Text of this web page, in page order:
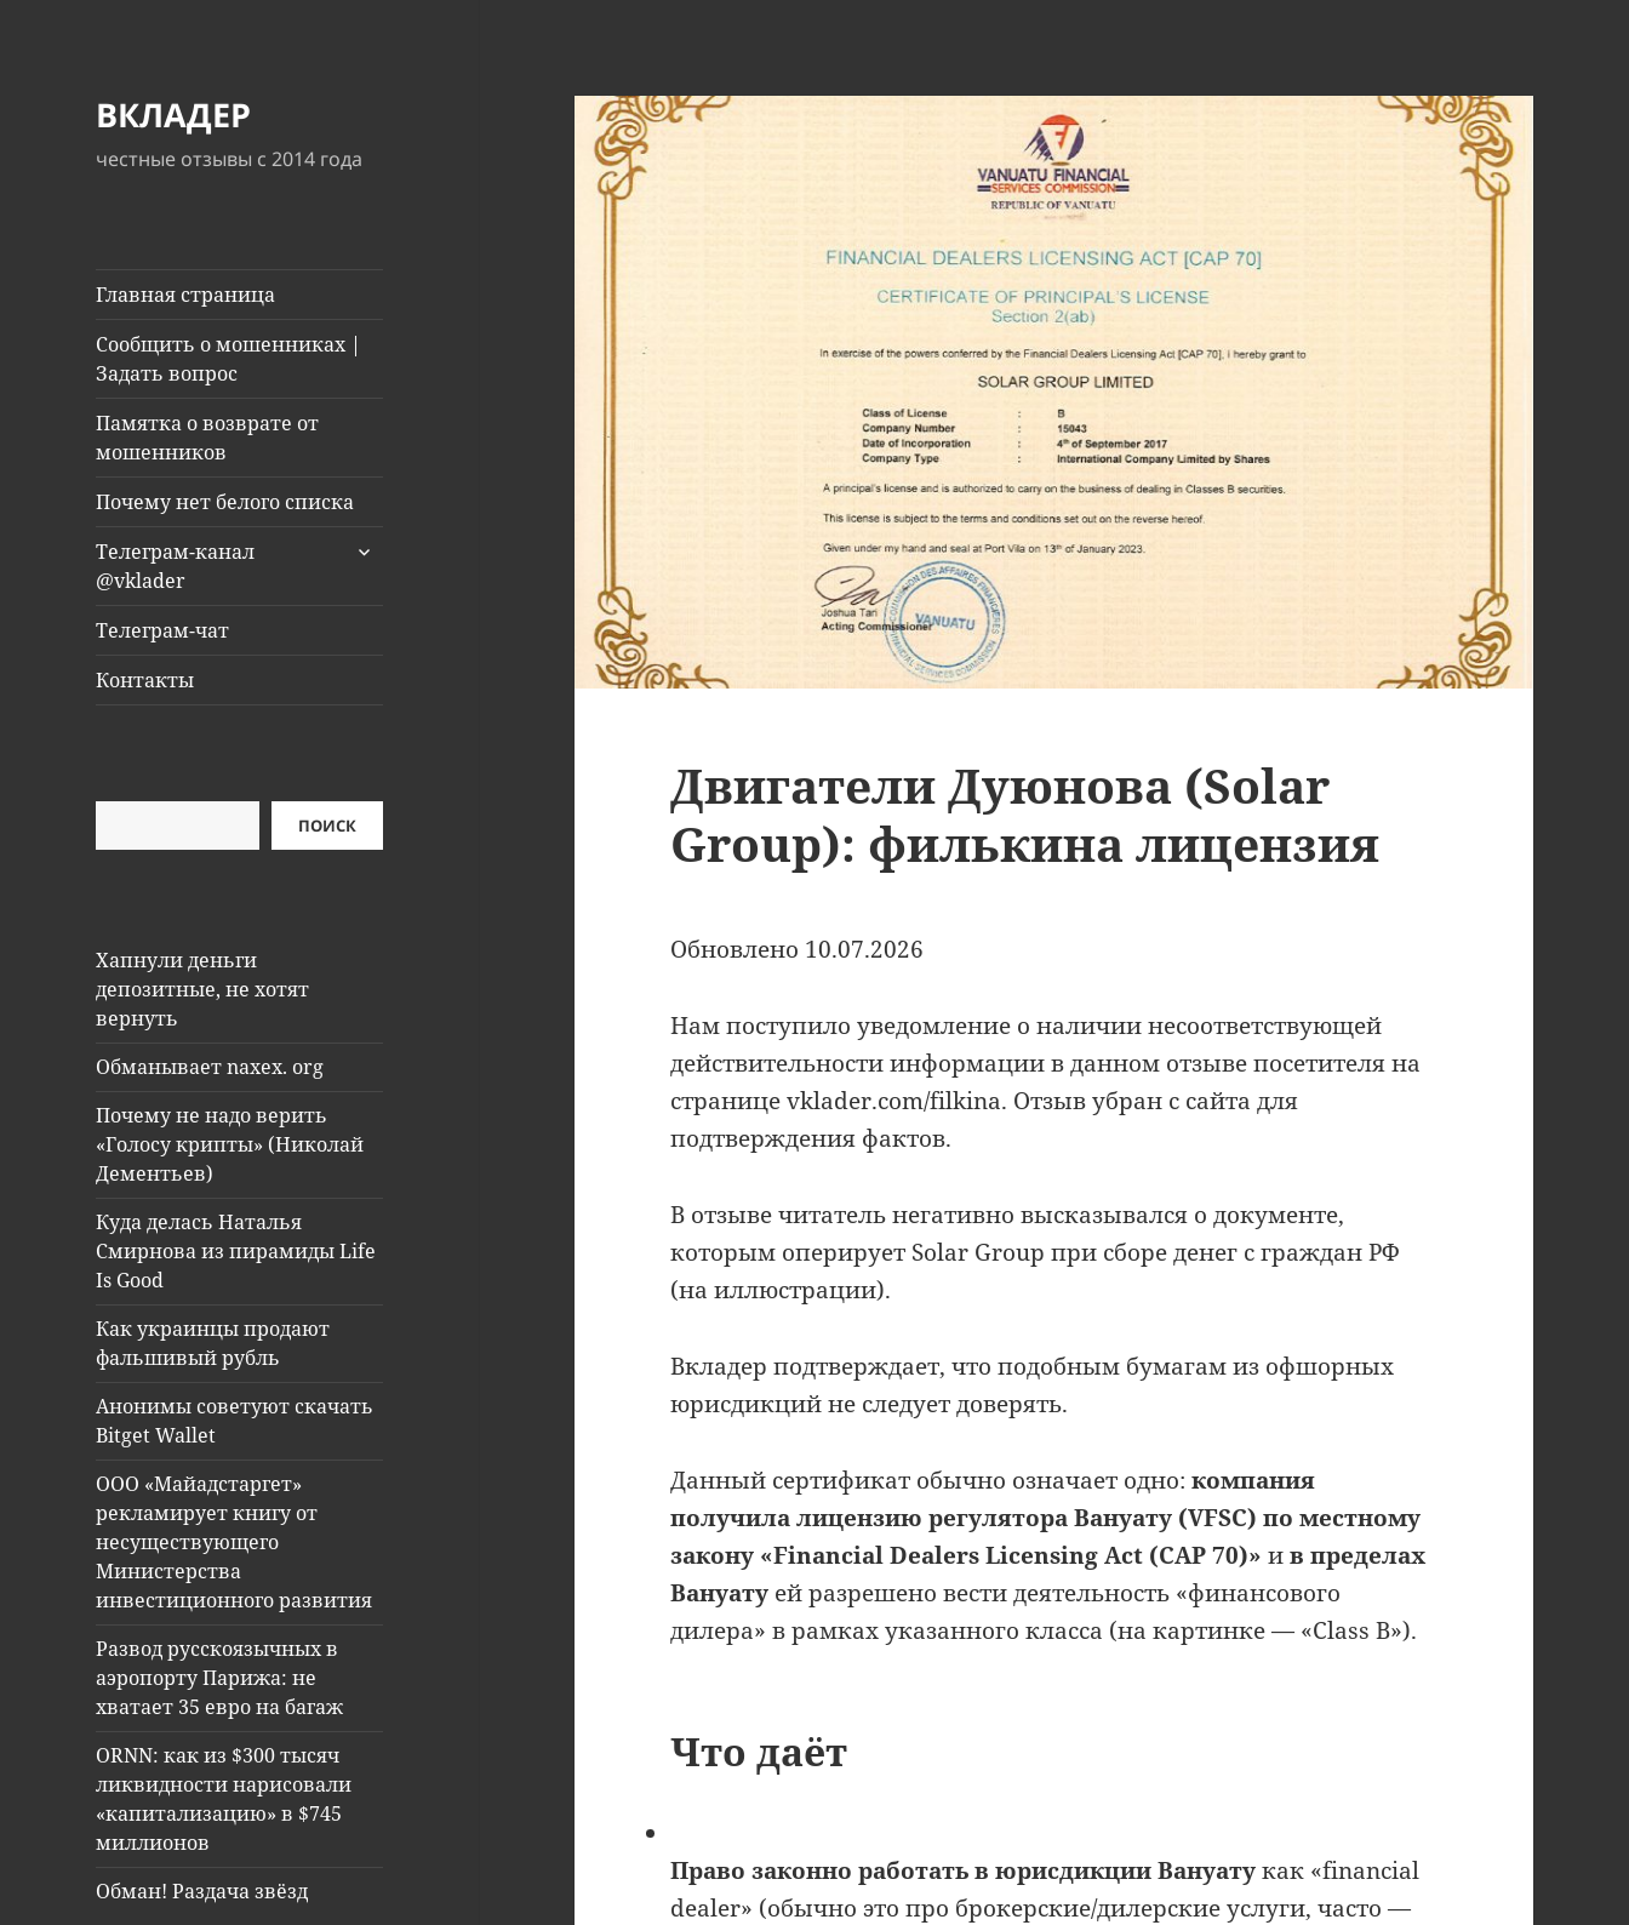
ВКЛАДЕР
честные отзывы с 2014 года
Главная страница
Сообщить о мошенниках |
Задать вопрос
Памятка о возврате от
мошенников
Почему нет белого списка
Телеграм-канал
@vklader
раскрыть
Телеграм-чат
Контакты
ПОИСК
Хапнули деньги
депозитные, не хотят
вернуть
Обманывает naxex. org
Почему не надо верить
«Голосу крипты» (Николай
Дементьев)
Куда делась Наталья
Смирнова из пирамиды Life
Is Good
Как украинцы продают
фальшивый рубль
Анонимы советуют скачать
Bitget Wallet
ООО «Майадстаргет»
рекламирует книгу от
несуществующего
Министерства
инвестиционного развития
Развод русскоязычных в
аэропорту Парижа: не
хватает 35 евро на багаж
ORNN: как из $300 тысяч
ликвидности нарисовали
«капитализацию» в $745
миллионов
Обман! Раздача звёзд
Двигатели Дуюнова (Solar
Group): филькина лицензия
Обновлено 10.07.2026
Нам поступило уведомление о наличии несоответствующей
действительности информации в данном отзыве посетителя на
странице vklader.com/filkina. Отзыв убран с сайта для
подтверждения фактов.
В отзыве читатель негативно высказывался о документе,
которым оперирует Solar Group при сборе денег с граждан РФ
(на иллюстрации).
Вкладер подтверждает, что подобным бумагам из офшорных
юрисдикций не следует доверять.
Данный сертификат обычно означает одно:компания
получила лицензию регулятора Вануату (VFSC) по местному
закону «Financial Dealers Licensing Act (CAP 70)» ив пределах
Вануату ей разрешено вести деятельность «финансового
дилера» в рамках указанного класса (на картинке — «Class B»).
Что даёт
Право законно работать в юрисдикции Вануатукак «financial
dealer» (обычно это про брокерские/дилерские услуги, часто —